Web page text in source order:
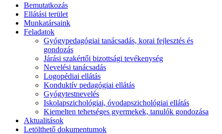
Bemutatkozás
Ellátási terület
Munkatársaink
Feladatok
Gyógypedagógiai tanácsadás, korai fejlesztés és
gondozás
Járási szakértői bizottsági tevékenység
Nevelési tanácsadás
Logopédiai ellátás
Konduktív pedagógiai ellátás
Gyógytestnevelés
Iskolapszichológiai, óvodapszichológiai ellátás
Kiemelten tehetséges gyermekek, tanulók gondozása
Aktualitások
Letölthető dokumentumok